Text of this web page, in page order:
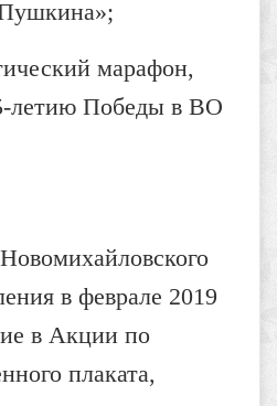
марафон,
летию Победы в ВО
в феврале 2019
в Акции по
плаката,